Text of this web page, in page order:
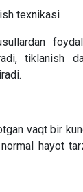
texnikasi
tiklanish
vaqt bir
normal hayot